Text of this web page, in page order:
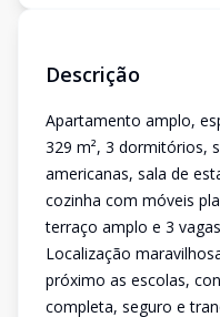
Descrição
Apartamento amplo,
329 m², 3 dormitórios,
americanas, sala de
cozinha com móveis
terraço amplo e 3
Localização
próximo as escolas,
completa, seguro e